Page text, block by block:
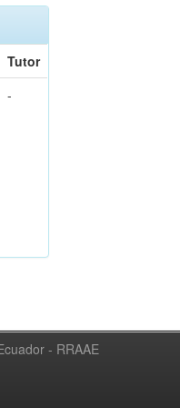
Tutor
-
- RRAAE